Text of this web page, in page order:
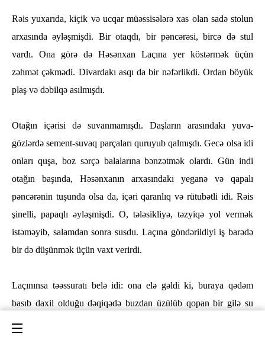
Rәis yuxarıda, kiçik vә ucqar müәssisәlәrә xas olan sadә stolun
arxasında әylәşmişdi. Bir otaqdı, bir pәncәrәsi, bircә dә stul
vardı. Ona görә dә Hәsәnxan Laçına yer köstәrmәk üçün
zәһmәt çәkmәdi. Divardakı asqı da bir nәfәrlikdi. Ordan böyük
plaş vә dәbilqә asılmışdı.
Otağın içәrisi dә suvanmamışdı. Daşların arasındakı yuva-
gözlәrdә sement-suvaq parçaları quruyub qalmışdı. Gecә olsa idi
onları quşa, boz sәrçә balalarına bәnzәtmәk olardı. Gün indi
otağın başında, Hәsәnxanın arxasındakı yeganə vә qapalı
pәncәrәnin tuşunda olsa da, içəri qaranlıq vә rütubәtli idi. Rәis
şinelli, papaqlı әylәşmişdi. O, tәlәsikliyә, tәzyiqә yol vermәk
istәmәyib, salamdan sonra susdu. Laçına göndәrildiyi iş barәdә
bir dә düşünmәk üçün vaxt verirdi.
Laçınınsa tәәssuratı belә idi: ona elә gәldi ki, buraya qәdәm
basıb daxil olduğu dәqiqәdә buzdan üzülüb qopan bir gilә su